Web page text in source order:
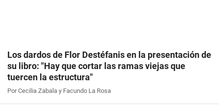
Los dardos de Flor Destéfanis en la presentación de
su libro: "Hay que cortar las ramas viejas que
tuercen la estructura"
Por Cecilia Zabala y Facundo La Rosa